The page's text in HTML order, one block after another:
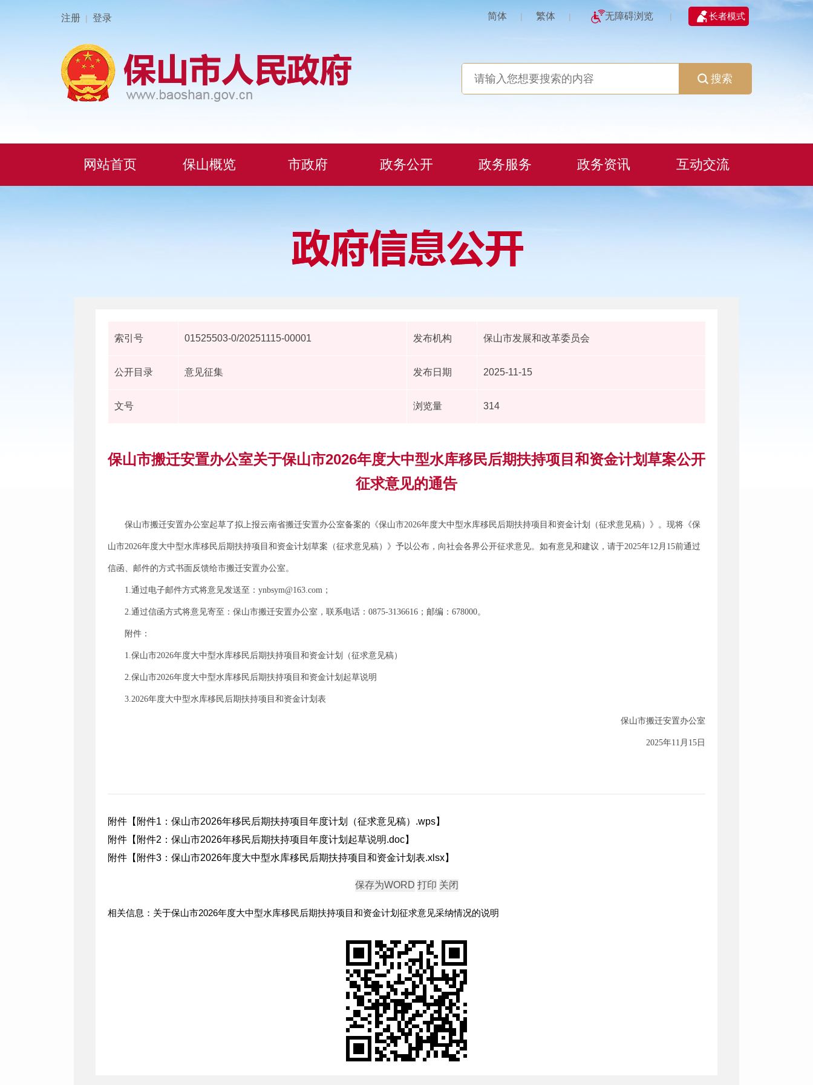
注册 | 登录 简体 | 繁体 | 无障碍浏览 | 长者模式
搜索
网站首页 保山概览 市政府 政务公开 政务服务 政务资讯 互动交流
索引号 01525503-0/20251115-00001 发布机构 保山市发展和改革委员会
公开目录 意见征集 发布日期 2025-11-15
文号 浏览量 314
保山市搬迁安置办公室关于保山市2026年度大中型水库移民后期扶持项目和资金计划草案公开
征求意见的通告
保山市搬迁安置办公室起草了拟上报云南省搬迁安置办公室备案的《保山市2026年度大中型水库移民后期扶持项目和资金计划（征求意见稿）》。现将《保
山市2026年度大中型水库移民后期扶持项目和资金计划草案（征求意见稿）》予以公布，向社会各界公开征求意见。如有意见和建议，请于2025年12月15前通过
信函、邮件的方式书面反馈给市搬迁安置办公室。
1.通过电子邮件方式将意见发送至：ynbsym@163.com；
2.通过信函方式将意见寄至：保山市搬迁安置办公室，联系电话：0875-3136616；邮编：678000。
附件：
1.保山市2026年度大中型水库移民后期扶持项目和资金计划（征求意见稿）
2.保山市2026年度大中型水库移民后期扶持项目和资金计划起草说明
3.2026年度大中型水库移民后期扶持项目和资金计划表
保山市搬迁安置办公室
2025年11月15日
附件【 附件1：保山市2026年移民后期扶持项目年度计划（征求意见稿）.wps】
附件【 附件2：保山市2026年移民后期扶持项目年度计划起草说明.doc】
附件【 附件3：保山市2026年度大中型水库移民后期扶持项目和资金计划表.xlsx】
相关信息：关于保山市2026年度大中型水库移民后期扶持项目和资金计划征求意见采纳情况的说明